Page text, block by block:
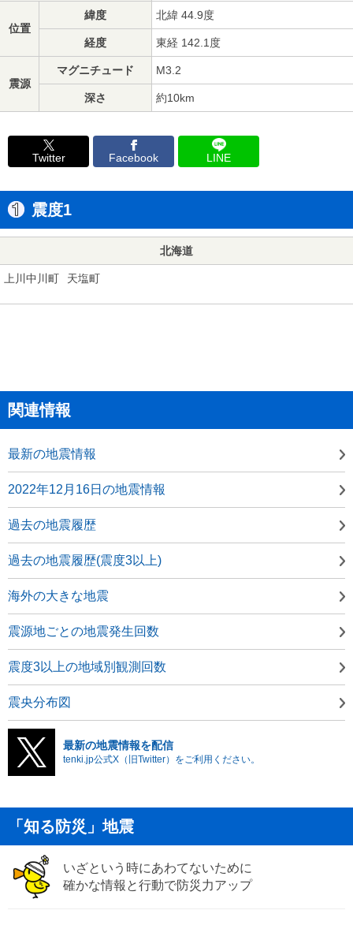
位置
緯度 北緯 44.9度
経度 東経 142.1度
震源
マグニチュード M3.2
深さ 約10km
Twitter Facebook LINE
震度1
北海道
上川中川町 天塩町
関連情報
最新の地震情報
2022年12月16日の地震情報
過去の地震履歴
過去の地震履歴(震度3以上)
海外の大きな地震
震源地ごとの地震発生回数
震度3以上の地域別観測回数
震央分布図
最新の地震情報を配信
tenki.jp公式X（旧Twitter）をご利用ください。
「知る防災」地震
いざという時にあわてないために
確かな情報と行動で防災力アップ